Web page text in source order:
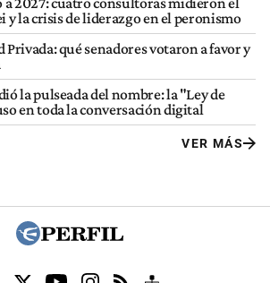
y la crisis de liderazgo en el peronismo
Privada: qué senadores votaron a favor y
la pulseada del nombre: la "Ley de
en toda la conversación digital
VER MÁS